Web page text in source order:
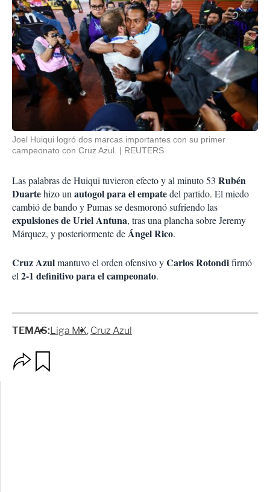
Joel Huiqui logró dos marcas importantes con su primer
campeonato con Cruz Azul.
REUTERS
Las palabras de Huiqui tuvieron efecto y al minuto 53 Rubén
Duartehizo unautogol para el empatedel partido. El miedo
cambió de bando y Pumas se desmoronó sufriendo las
expulsiones de Uriel Antuna, tras una plancha sobre Jeremy
Márquez, y posteriormente deÁngel Rico.
Cruz Azulmantuvo el orden ofensivo yCarlos Rotondifirmó
el2-1 definitivo para el campeonato.
TEMAS:Liga MX Cruz Azul